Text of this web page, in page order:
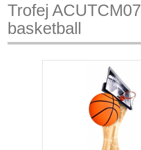
Trofej ACUTCM07
basketball